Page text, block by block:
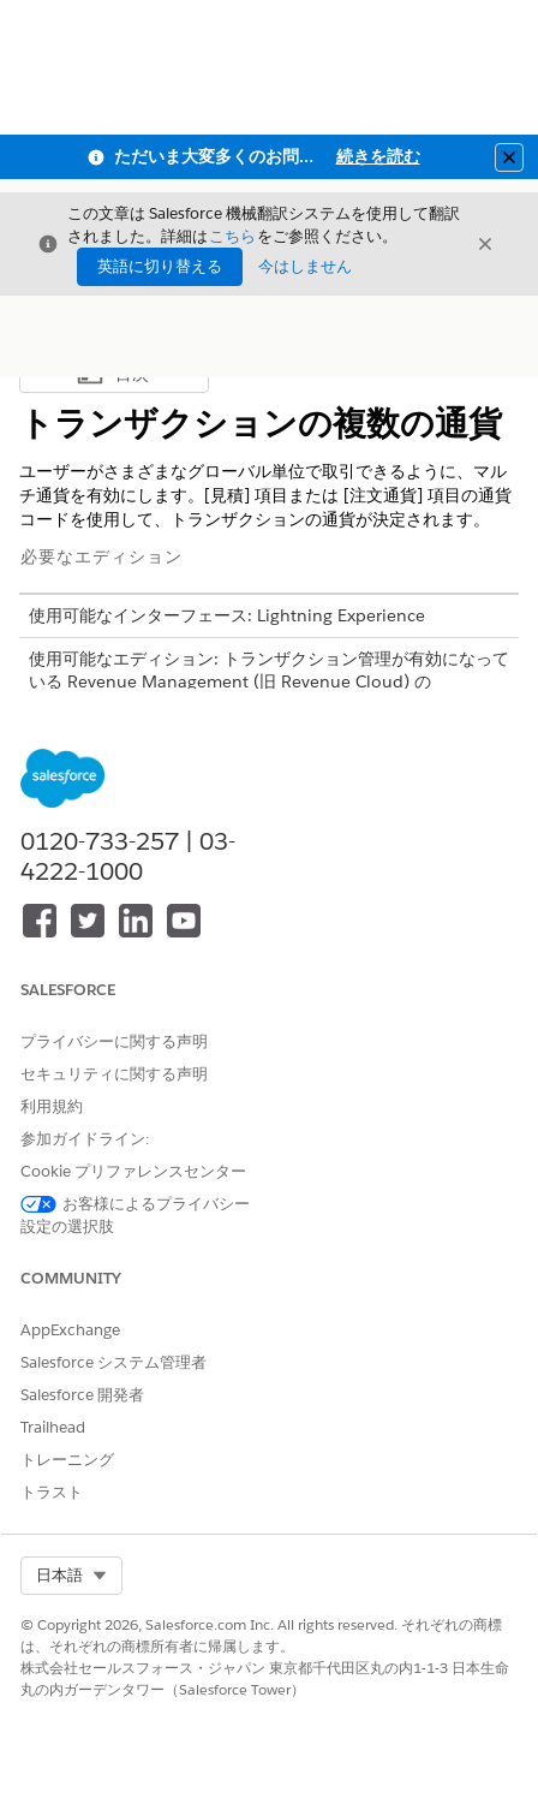
ただいま大変多くのお問い合わせをいただいており、ご連絡までにお時間を頂戴しております 続きを読む
閉じる
この文章は Salesforce 機械翻訳システムを使用して翻訳
されました。詳細はこちら をご参照ください。
英語に切り替える
今はしません
閉じる
目次を表示
目次
トランザクションの複数の通貨
ユーザーがさまざまなグローバル単位で取引できるように、マル
チ通貨を有効にします。[見積] 項目または [注文通貨] 項目の通貨
コードを使用して、トランザクションの通貨が決定されます。
必要なエディション
使用可能なインターフェース: Lightning Experience
使用可能なエディション: トランザクション管理が有効になって
いる Revenue Management (旧 Revenue Cloud) の
価格設定手順を編集する
[設定] で他の通貨を有効化します。
Enable multiple currency
新しい通貨の価格表を作成し、商品を追加します。通貨の価格
「Define Prices in Price Book
価格設定手順を開き、バージョンを無効化します。
CurrencyIsoCode 入力変数を [価格設定] 要素の
PricingCurrencyCode
「価格設定手順のコンテキストタグの対応付け」を参照してく
ださい。
処置を有効化します。
メモマルチ通貨トランザクションがサポートされるのは、
Place Sales Transaction API
0120-733-257 | 03-
4222-1000
SALESFORCE
プライバシーに関する声明
セキュリティに関する声明
利用規約
参加ガイドライン:
Cookie プリファレンスセンター
お客様によるプライバシー
設定の選択肢
COMMUNITY
AppExchange
Salesforce システム管理者
Salesforce 開発者
Trailhead
トレーニング
トラスト
日本語
© Copyright 2026, Salesforce.com Inc. All rights reserved. それぞれの商標
は、それぞれの商標所有者に帰属します。
株式会社セールスフォース・ジャパン 東京都千代田区丸の内1-1-3 日本生命
丸の内ガーデンタワー（Salesforce Tower）